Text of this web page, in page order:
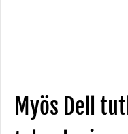
Myös Dell